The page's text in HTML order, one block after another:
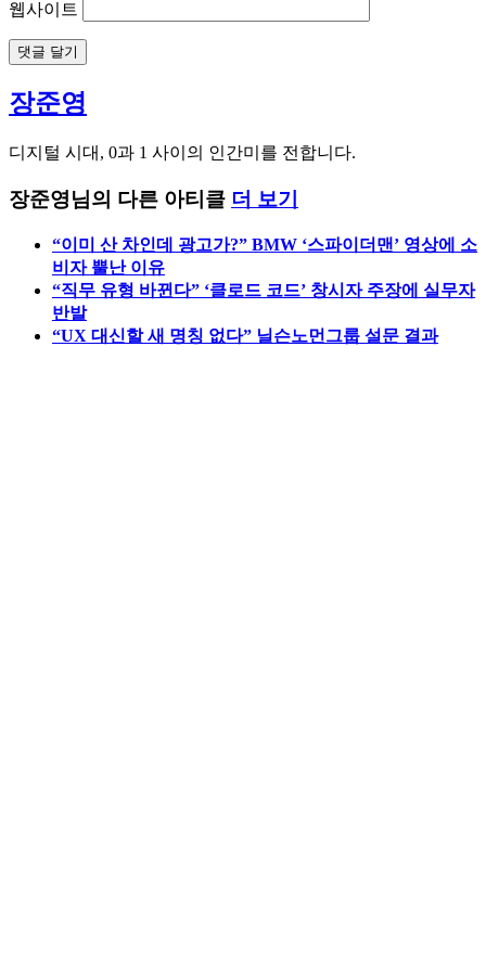
웹사이트
장준영
디지털 시대, 0과 1 사이의 인간미를 전합니다.
장준영님의 다른 아티클 더 보기
“이미 산 차인데 광고가?” BMW ‘스파이더맨’ 영상에 소
비자 뿔난 이유
“직무 유형 바뀐다” ‘클로드 코드’ 창시자 주장에 실무자
반발
“UX 대신할 새 명칭 없다” 닐슨노먼그룹 설문 결과